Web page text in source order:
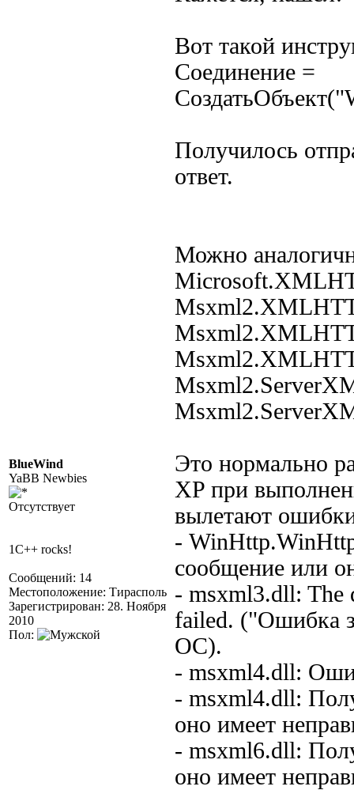
BlueWind
YaBB Newbies
Отсутствует
1C++ rocks!
Сообщений: 14
Местоположение: Тирасполь
Зарегистрирован: 28. Ноября
2010
Пол:
Вот такой
Соединение =
Получилось
ответ.
Можно
Это нормально
XP при
вылетают
-
сообщение или
- msxml3.dll: The
failed. ("Ошибка
ОС).
- msxml4.dll:
- msxml4.dll:
оно имеет
- msxml6.dll:
оно имеет